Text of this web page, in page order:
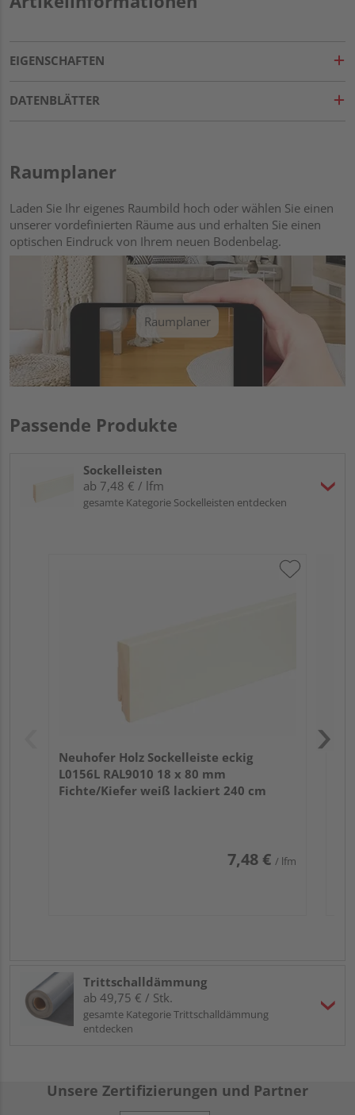
EIGENSCHAFTEN
DATENBLÄTTER
Raumplaner
Laden Sie Ihr eigenes Raumbild hoch oder wählen Sie einen
unserer vordefinierten Räume aus und erhalten Sie einen
optischen Eindruck von Ihrem neuen Bodenbelag.
Raumplaner
Passende Produkte
Sockelleisten
ab 7,48 € / lfm
gesamte Kategorie Sockelleisten entdecken
Neuhofer Holz Sockelleiste eckig
L0156L RAL9010 18 x 80 mm
Fichte/Kiefer weiß lackiert 240 cm
7,48 € / lfm
Trittschalldämmung
ab 49,75 € / Stk.
gesamte Kategorie Trittschalldämmung
entdecken
Unsere Zertifizierungen und Partner